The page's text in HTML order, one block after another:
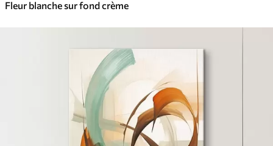
Fleur blanche sur fond crème